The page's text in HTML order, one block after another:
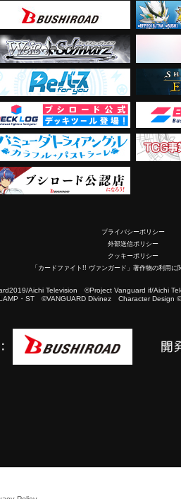
プライバシーポリシー
外部送信ポリシー
クッキーポリシー
「カードファイト!! ヴァンガード」著作物の利用に
Aichi Television ©Project Vanguard if/Aichi
・ST ©VANGUARD Divinez Character Design